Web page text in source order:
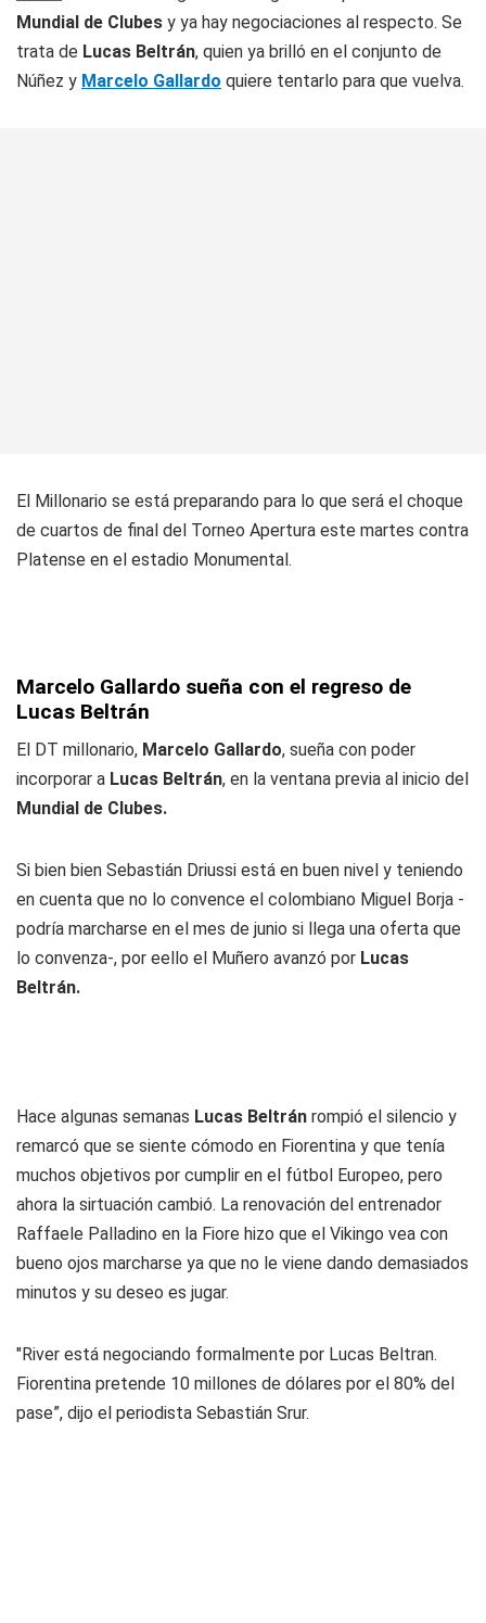
Mundial de Clubes y ya hay negociaciones al respecto. Se
trata de Lucas Beltrán, quien ya brilló en el conjunto de
Núñez y Marcelo Gallardo quiere tentarlo para que vuelva.
El Millonario se está preparando para lo que será el choque
de cuartos de final del Torneo Apertura este martes contra
Platense en el estadio Monumental.
Marcelo Gallardo sueña con el regreso de
Lucas Beltrán
El DT millonario, Marcelo Gallardo, sueña con poder
incorporar a Lucas Beltrán, en la ventana previa al inicio del
Mundial de Clubes.
Si bien bien Sebastián Driussi está en buen nivel y teniendo
en cuenta que no lo convence el colombiano Miguel Borja -
podría marcharse en el mes de junio si llega una oferta que
lo convenza-, por eello el Muñero avanzó por Lucas
Beltrán.
Hace algunas semanas Lucas Beltrán rompió el silencio y
remarcó que se siente cómodo en Fiorentina y que tenía
muchos objetivos por cumplir en el fútbol Europeo, pero
ahora la sirtuación cambió. La renovación del entrenador
Raffaele Palladino en la Fiore hizo que el Vikingo vea con
bueno ojos marcharse ya que no le viene dando demasiados
minutos y su deseo es jugar.
"River está negociando formalmente por Lucas Beltran.
Fiorentina pretende 10 millones de dólares por el 80% del
pase”, dijo el periodista Sebastián Srur.